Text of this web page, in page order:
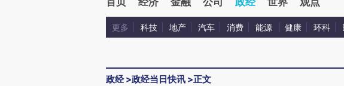
更多 科技 地产 汽车 消费 能源 健康 环科
政经>政经当日快讯 >正文